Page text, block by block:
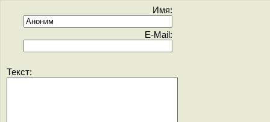
Имя:
E-Mail:
Текст: